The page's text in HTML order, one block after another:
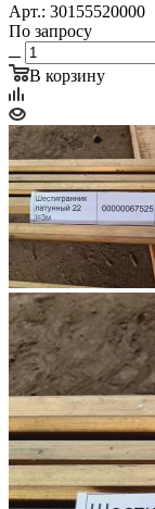
Арт.: 30155520000
По запросу
В корзину